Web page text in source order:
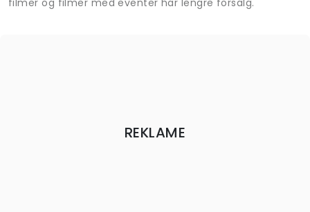
filmer og filmer med eventer har lengre forsalg.
REKLAME